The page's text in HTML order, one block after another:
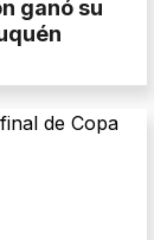
ganó su